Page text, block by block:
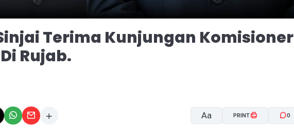
Terima Kunjungan Komisioner
Rujab.
Aa PRINT 0